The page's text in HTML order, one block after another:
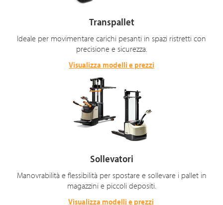
Transpallet
Ideale per movimentare carichi pesanti in spazi ristretti con
precisione e sicurezza.
Visualizza modelli e prezzi
Sollevatori
Manovrabilità e flessibilità per spostare e sollevare i pallet in
magazzini e piccoli depositi.
Visualizza modelli e prezzi